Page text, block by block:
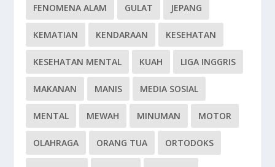
FENOMENA ALAM GULAT JEPANG
KEMATIAN KENDARAAN KESEHATAN
KESEHATAN MENTAL KUAH LIGA INGGRIS
MAKANAN MANIS MEDIA SOSIAL
MENTAL MEWAH MINUMAN MOTOR
OLAHRAGA ORANG TUA ORTODOKS